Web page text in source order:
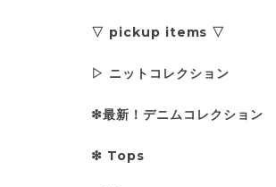
▽ pickup items ▽
▷ ニットコレクション
❇︎最新！デニムコレクション
❇︎ Tops